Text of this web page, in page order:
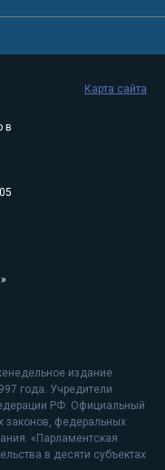
в
издание
года. Учредители
РФ. Официальный
законов, федеральных
«Парламентская
в десяти субъектах
Карта сайта